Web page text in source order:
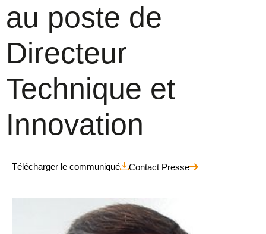
au poste de
Directeur
Technique et
Innovation
Télécharger le communiqué Contact Presse